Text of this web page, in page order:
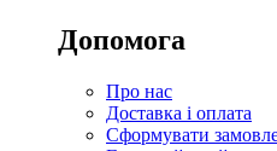
Допомога
Про нас
Доставка і оплата
Сформувати